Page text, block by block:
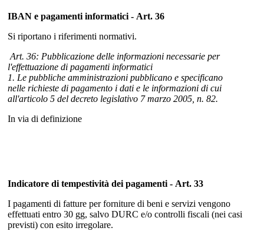
IBAN e pagamenti informatici - Art. 36
Si riportano i riferimenti normativi.
Art. 36: Pubblicazione delle informazioni necessarie per
l'effettuazione di pagamenti informatici
1. Le pubbliche amministrazioni pubblicano e specificano
nelle richieste di pagamento i dati e le informazioni di cui
all'articolo 5 del decreto legislativo 7 marzo 2005, n. 82.
In via di definizione
Indicatore di tempestività dei pagamenti - Art. 33
I pagamenti di fatture per forniture di beni e servizi vengono
effettuati entro 30 gg, salvo DURC e/o controlli fiscali (nei casi
previsti) con esito irregolare.